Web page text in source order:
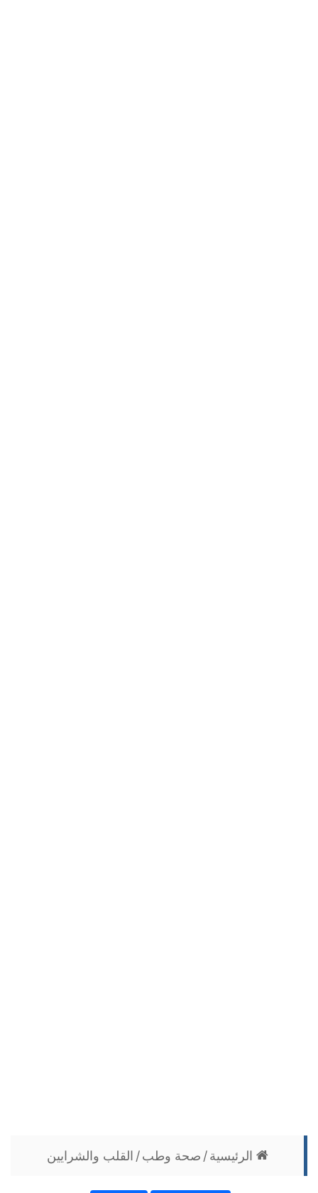
الرئيسية / صحة وطب / القلب والشرايين